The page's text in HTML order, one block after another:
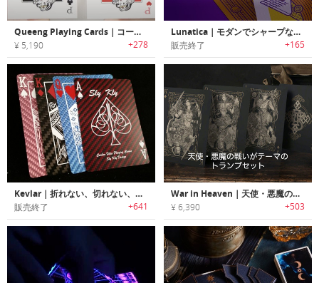
Queeng Playing Cards｜コートカードをアレンジしたトランプカードセット「クイーング」
¥ 5,190 +278
Lunatica｜モダンでシャープなテイストのフルカスタムトランプセット「ルナティカ」
販売終了 +165
Kevlar｜折れない、切れない、傷つかない！耐久性抜群のトランプ「ケブラートランプ」
販売終了 +641
War in Heaven｜天使・悪魔の戦いがテーマのトランプセット「ウォーインヘブン」
¥ 6,390 +503